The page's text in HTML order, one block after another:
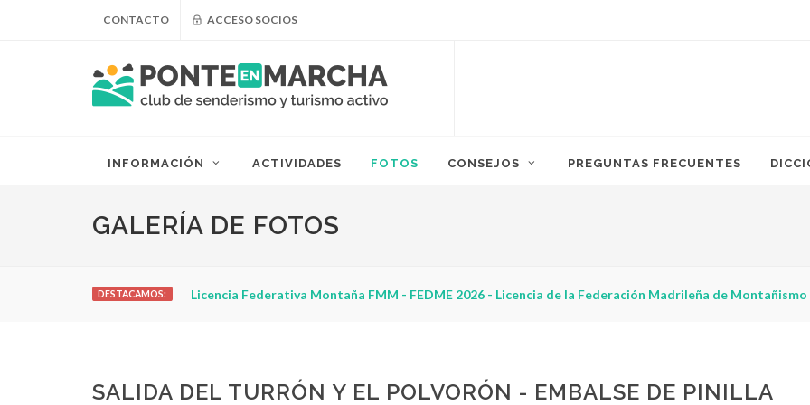
CONTACTO ACCESO SOCIOS
INFORMACIÓN ACTIVIDADES FOTOS CONSEJOS PREGUNTAS FRECUENTES
GALERÍA DE FOTOS
DESTACAMOS: Licencia Federativa Montaña FMM - FEDME 2026 - Licencia de la Federación Madrileña de Montañismo
SALIDA DEL TURRÓN Y EL POLVORÓN - EMBALSE DE PINILLA